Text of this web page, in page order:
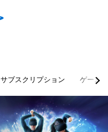
サブスクリプション ゲーム